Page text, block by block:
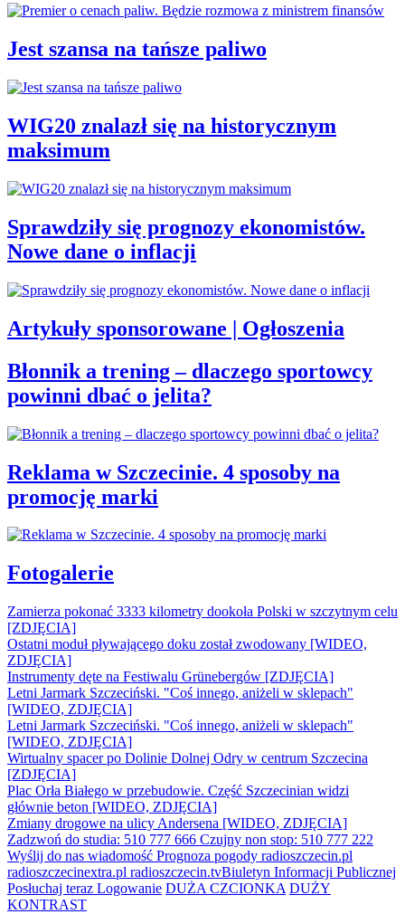
Jest szansa na tańsze paliwo
WIG20 znalazł się na historycznym
maksimum
Sprawdziły się prognozy ekonomistów.
Nowe dane o inflacji
Artykuły sponsorowane | Ogłoszenia
Błonnik a trening – dlaczego sportowcy
powinni dbać o jelita?
Reklama w Szczecinie. 4 sposoby na
promocję marki
Fotogalerie
Zamierza pokonać 3333 kilometry dookoła Polski w szczytnym celu
[ZDJĘCIA]
Ostatni moduł pływającego doku został zwodowany [WIDEO,
ZDJĘCIA]
Instrumenty dęte na Festiwalu Grünebergów [ZDJĘCIA]
Letni Jarmark Szczeciński. "Coś innego, aniżeli w sklepach"
[WIDEO, ZDJĘCIA]
Letni Jarmark Szczeciński. "Coś innego, aniżeli w sklepach"
[WIDEO, ZDJĘCIA]
Wirtualny spacer po Dolinie Dolnej Odry w centrum Szczecina
[ZDJĘCIA]
Plac Orła Białego w przebudowie. Część Szczecinian widzi
głównie beton [WIDEO, ZDJĘCIA]
Zmiany drogowe na ulicy Andersena [WIDEO, ZDJĘCIA]
Zadzwoń do studia: 510 777 666 Czujny non stop: 510 777 222
Wyślij do nas wiadomość Prognoza pogody radioszczecin.pl
radioszczecinextra.pl radioszczecin.tvBiuletyn Informacji Publicznej
Posłuchaj teraz Logowanie DUŻA CZCIONKA DUŻY
KONTRAST